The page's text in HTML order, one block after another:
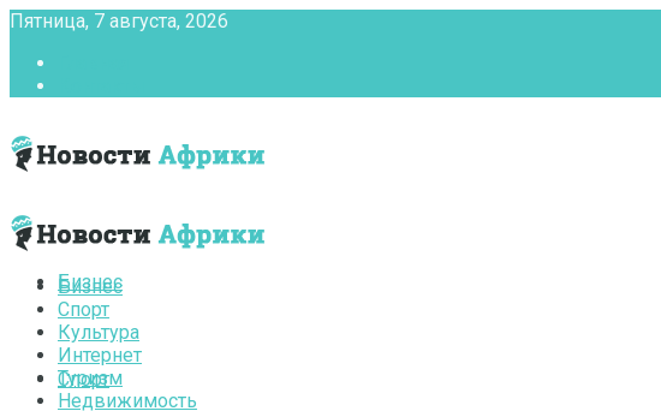
Пятница, 7 августа, 2026
Бизнес
Спорт
Бизнес
Спорт
Культура
Интернет
Туризм
Недвижимость